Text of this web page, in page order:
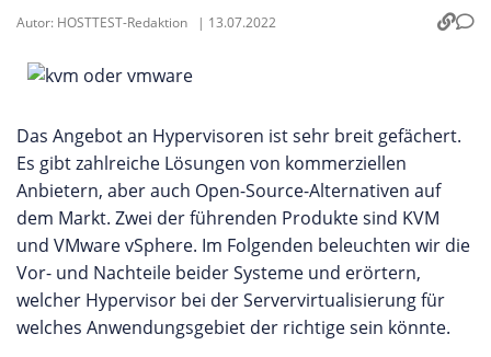
Autor: HOSTTEST-Redaktion | 13.07.2022
Das Angebot an Hypervisoren ist sehr breit gefächert.
Es gibt zahlreiche Lösungen von kommerziellen
Anbietern, aber auch Open-Source-Alternativen auf
dem Markt. Zwei der führenden Produkte sind KVM
und VMware vSphere. Im Folgenden beleuchten wir die
Vor- und Nachteile beider Systeme und erörtern,
welcher Hypervisor bei der Servervirtualisierung für
welches Anwendungsgebiet der richtige sein könnte.